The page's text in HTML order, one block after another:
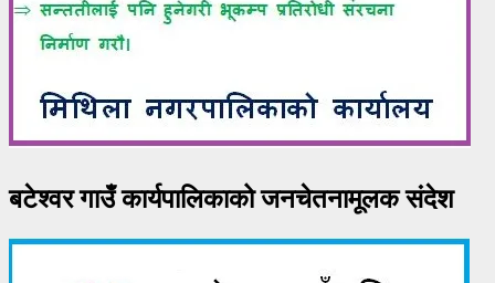
बटेश्वर गाउँ कार्यपालिकाको जनचेतनामूलक संदेश